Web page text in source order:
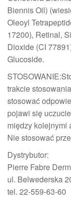
Biennis Oil)
Oleoyl
17200), Retinal,
Dioxide (CI
Glucoside.
trakcie
stosować
pojawi się
między kolejnymi
Nie stosować
Dystrybutor:
Pierre Fabre
ul. Belwederska
tel. 22-559-63-60